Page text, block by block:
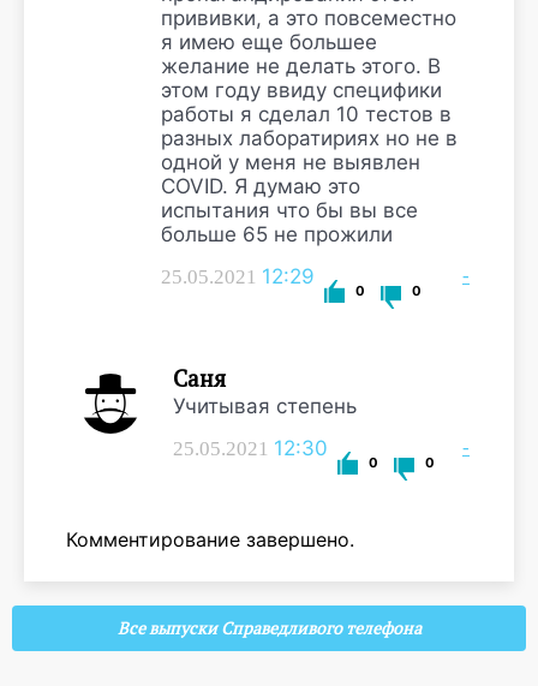
прививки, а это повсеместно
я имею еще большее
желание не делать этого. В
этом году ввиду специфики
работы я сделал 10 тестов в
разных лаборатириях но не в
одной у меня не выявлен
COVID. Я думаю это
испытания что бы вы все
больше 65 не прожили
25.05.2021 12:29
0 0
-
Саня
Учитывая степень
25.05.2021 12:30
0 0
-
Комментирование завершено.
Все выпуски Справедливого телефона